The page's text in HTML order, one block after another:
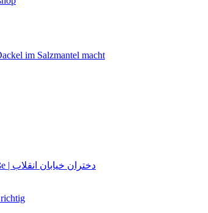
im Salzmantel macht
Frauen der Revolutionsstraße | دختران خیابان انقلاب